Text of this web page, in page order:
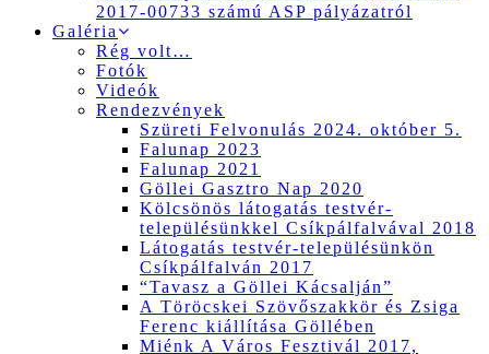
2017-00733 számú ASP pályázatról
Galéria
Rég volt…
Fotók
Videók
Rendezvények
Szüreti Felvonulás 2024. október 5.
Falunap 2023
Falunap 2021
Göllei Gasztro Nap 2020
Kölcsönös látogatás testvér-
településünkkel Csíkpálfalvával 2018
Látogatás testvér-településünkön
Csíkpálfalván 2017
“Tavasz a Göllei Kácsalján”
A Töröcskei Szövőszakkör és Zsiga
Ferenc kiállítása Göllében
Miénk A Város Fesztivál 2017,